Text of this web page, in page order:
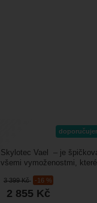
3 399Kč -16 %
2 855 Kč
Skylotec Vael – je
všemi vymoženostmi,